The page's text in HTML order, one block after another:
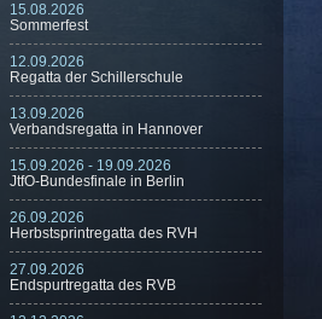
15.08.2026
Sommerfest
12.09.2026
Regatta der Schillerschule
13.09.2026
Verbandsregatta in Hannover
15.09.2026 - 19.09.2026
JtfO-Bundesfinale in Berlin
26.09.2026
Herbstsprintregatta des RVH
27.09.2026
Endspurtregatta des RVB